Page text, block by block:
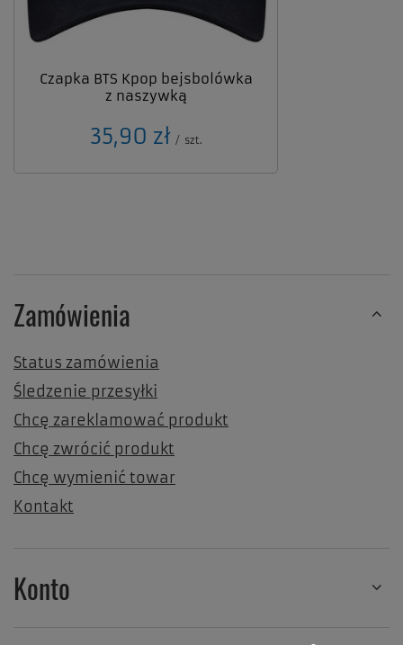
Czapka BTS Kpop bejsbolówka
z naszywką
35,90 zł / szt.
Zamówienia
Status zamówienia
Śledzenie przesyłki
Chcę zareklamować produkt
Chcę zwrócić produkt
Chcę wymienić towar
Kontakt
Konto